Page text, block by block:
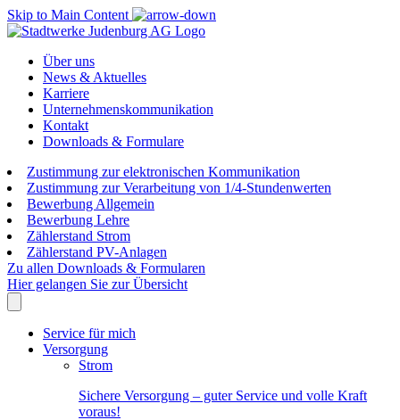
Skip to Main Content
Über uns
News & Aktuelles
Karriere
Unternehmenskommunikation
Kontakt
Downloads & Formulare
Zustimmung zur elektronischen Kommunikation
Zustimmung zur Verarbeitung von 1/4-Stundenwerten
Bewerbung Allgemein
Bewerbung Lehre
Zählerstand Strom
Zählerstand PV-Anlagen
Zu allen Downloads & Formularen
Hier gelangen Sie zur Übersicht
Service für mich
Versorgung
Strom
Sichere Versorgung – guter Service und volle Kraft
voraus!